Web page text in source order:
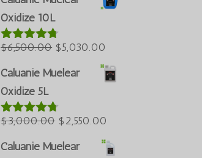
Preis
war:
$35,000.00.$25,000.00.
Oxidize 10L
Bewertet
von 5
$6,500.00 Der
ursprüngliche
war:
$6,500.00.
$5,030.00
aktuelle
Preis
$5,030.00.
Caluanie Muelear
Oxidize 5L
Bewertet
von 5
$3,000.00 Der
ursprüngliche
$2,550.00
aktuelle
Caluanie Muelear
日本語
Қазақ тілі
한국어
Русский
ភាសាខ្មែរ
Bahasa Melayu